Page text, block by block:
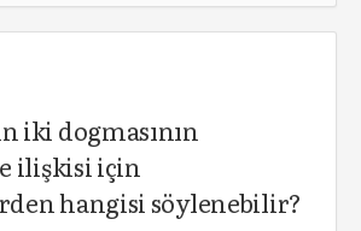
iki dogmasının
ilişkisi için
hangisi söylenebilir?